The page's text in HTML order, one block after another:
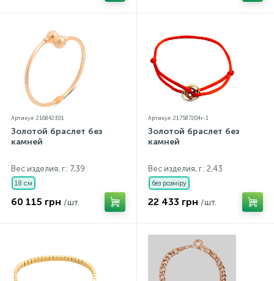
Артикул: 216842301
Золотой браслет без
камней
Вес изделия, г.: 7,39
18 см
60 115 грн /шт.
Артикул: 217587204r-1
Золотой браслет без
камней
Вес изделия, г.: 2,43
без розміру
22 433 грн /шт.